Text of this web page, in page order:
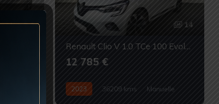
22 14
Renault Clio V 1.0 TCe 100 Evolution GPL
12 785 €
2023 36209 kms
Manuelle